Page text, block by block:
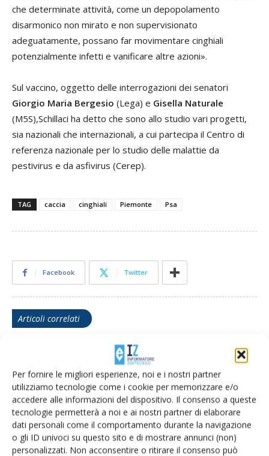
Per fornire le migliori esperienze, noi e i nostri partner
utilizziamo tecnologie come i cookie per memorizzare e/o
accedere alle informazioni del dispositivo. Il consenso a queste
tecnologie permetterà a noi e ai nostri partner di elaborare
dati personali come il comportamento durante la navigazione
o gli ID univoci su questo sito e di mostrare annunci (non)
personalizzati. Non acconsentire o ritirare il consenso può
che determinate attività, come un depopolamento
disarmonico non mirato e non supervisionato
adeguatamente, possano far movimentare cinghiali
potenzialmente infetti e vanificare altre azioni».
Sul vaccino, oggetto delle interrogazioni dei senatori
Giorgio Maria Bergesio (Lega) e Gisella Naturale
(M5S),Schillaci ha detto che sono allo studio vari progetti,
sia nazionali che internazionali, a cui partecipa il Centro di
referenza nazionale per lo studio delle malattie da
pestivirus e da asfivirus (Cerep).
TAG caccia cinghiali Piemonte Psa
Facebook Twitter
Articoli correlati
Zootecnia, possibile il via libera alla
riserva di crisi Ue per gli allevamenti
colpiti dalle epizoozie
Psa, la Toscana modifica il disciplinare
della Cinta Senese